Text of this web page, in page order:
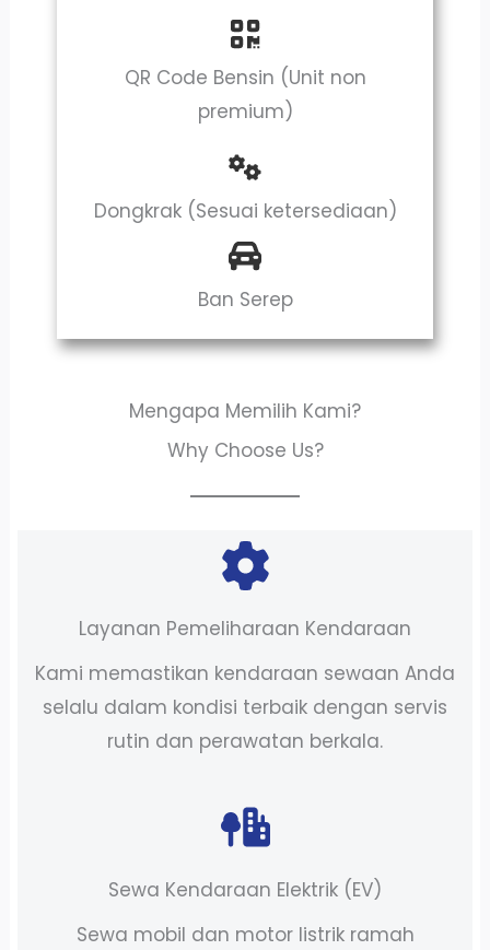
QR Code Bensin (Unit non
premium)
Dongkrak (Sesuai ketersediaan)
Ban Serep
Mengapa Memilih Kami?
Why Choose Us?
Layanan Pemeliharaan Kendaraan
Kami memastikan kendaraan sewaan Anda
selalu dalam kondisi terbaik dengan servis
rutin dan perawatan berkala.
Sewa Kendaraan Elektrik (EV)
Sewa mobil dan motor listrik ramah